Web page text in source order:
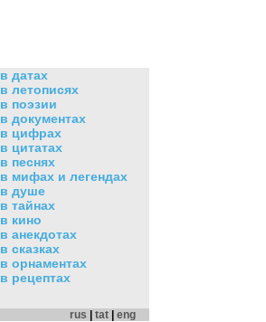
в датах
в летописях
в поэзии
в документах
в цифрах
в цитатах
в песнях
в мифах и легендах
в душе
в тайнах
в кино
в анекдотах
в сказках
в орнаментах
в рецептах
rus tat eng